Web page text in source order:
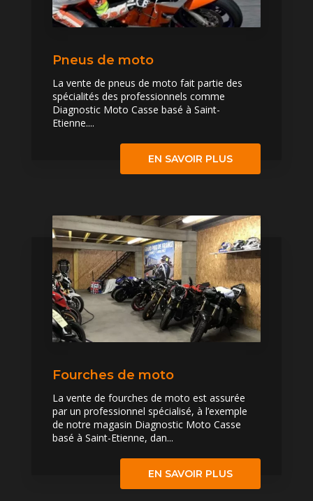
Pneus de moto
La vente de pneus de moto fait partie des
spécialités des professionnels comme
Diagnostic Moto Casse basé à Saint-
Etienne....
EN SAVOIR PLUS
Fourches de moto
La vente de fourches de moto est assurée
par un professionnel spécialisé, à l’exemple
de notre magasin Diagnostic Moto Casse
basé à Saint-Etienne, dan...
EN SAVOIR PLUS